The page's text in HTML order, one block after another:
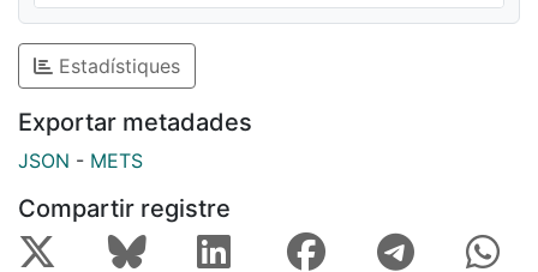
Estadístiques
Exportar metadades
JSON - METS
Compartir registre